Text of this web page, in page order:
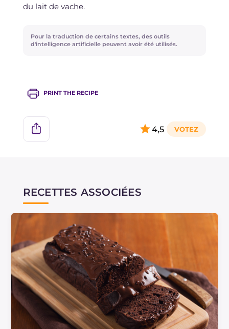
du lait de vache.
Pour la traduction de certains textes, des outils
d'intelligence artificielle peuvent avoir été utilisés.
PRINT THE RECIPE
4,5
RECETTES ASSOCIÉES